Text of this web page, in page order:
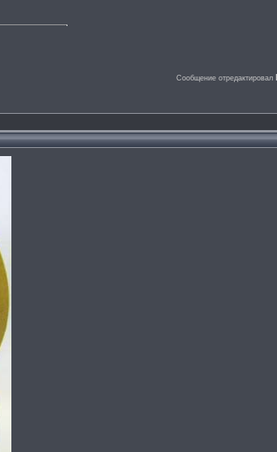
Сообщение отредактировал